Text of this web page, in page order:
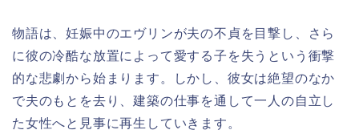
物語は、妊娠中のエヴリンが夫の不貞を目撃し、さら
に彼の冷酷な放置によって愛する子を失うという衝撃
的な悲劇から始まります。しかし、彼女は絶望のなか
で夫のもとを去り、建築の仕事を通して一人の自立し
た女性へと見事に再生していきます。